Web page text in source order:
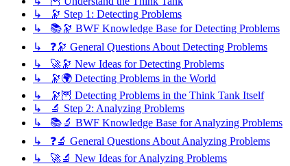
↳ 🔭 Step 1: Detecting Problems
↳ 📚🔭 BWF Knowledge Base for Detecting Problems
↳ ❓🔭 General Questions About Detecting Problems
↳ 🚀🔭 New Ideas for Detecting Problems
↳ 🔭🌍 Detecting Problems in the World
↳ 🔭🦉 Detecting Problems in the Think Tank Itself
↳ 🔬 Step 2: Analyzing Problems
↳ 📚🔬 BWF Knowledge Base for Analyzing Problems
↳ ❓🔬 General Questions About Analyzing Problems
↳ 🚀🔬 New Ideas for Analyzing Problems